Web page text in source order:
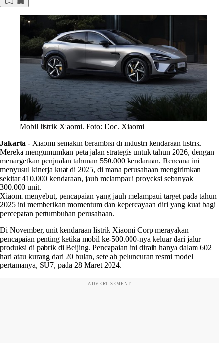
Mobil listrik Xiaomi. Foto: Doc. Xiaomi
Jakarta - Xiaomi semakin berambisi di industri kendaraan listrik.
Mereka mengumumkan peta jalan strategis untuk tahun 2026, dengan
menargetkan penjualan tahunan 550.000 kendaraan. Rencana ini
menyusul kinerja kuat di 2025, di mana perusahaan mengirimkan
sekitar 410.000 kendaraan, jauh melampaui proyeksi sebanyak
300.000 unit.
Xiaomi menyebut, pencapaian yang jauh melampaui target pada tahun
2025 ini memberikan momentum dan kepercayaan diri yang kuat bagi
percepatan pertumbuhan perusahaan.
Di November, unit kendaraan listrik Xiaomi Corp merayakan
pencapaian penting ketika mobil ke-500.000-nya keluar dari jalur
produksi di pabrik di Beijing. Pencapaian ini diraih hanya dalam 602
hari atau kurang dari 20 bulan, setelah peluncuran resmi model
pertamanya, SU7, pada 28 Maret 2024.
ADVERTISEMENT